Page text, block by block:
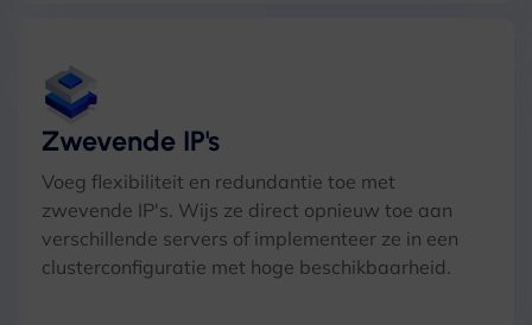
Zwevende IP's
Voeg flexibiliteit en redundantie toe met
zwevende IP's. Wijs ze direct opnieuw toe aan
verschillende servers of implementeer ze in een
clusterconfiguratie met hoge beschikbaarheid.